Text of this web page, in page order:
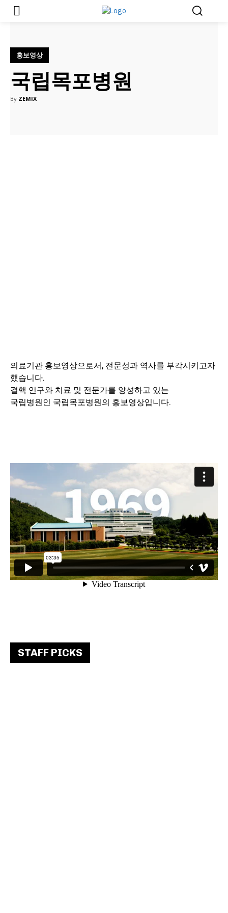
홍보영상
국립목포병원
By ZEMIX
의료기관 홍보영상으로서, 전문성과 역사를 부각시키고자
했습니다.
결핵 연구와 치료 및 전문가를 양성하고 있는
국립병원인 국립목포병원의 홍보영상입니다.
STAFF PICKS